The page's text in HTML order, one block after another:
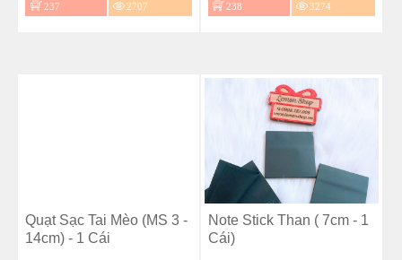
237 2707 238 3274
Quạt Sạc Tai Mèo (MS 3 -
14cm) - 1 Cái
Note Stick Than ( 7cm - 1
Cái)